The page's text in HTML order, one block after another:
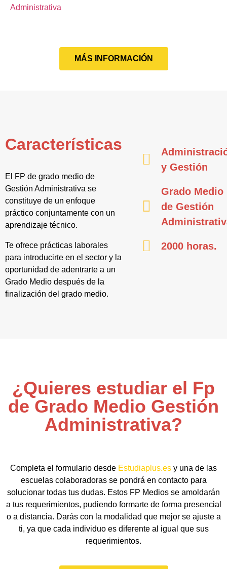
Administrativa
MÁS INFORMACIÓN
Características
El FP de grado medio de
Gestión Administrativa se
constituye de un enfoque
práctico conjuntamente con un
aprendizaje técnico.
Te ofrece prácticas laborales
para introducirte en el sector y la
oportunidad de adentrarte a un
Grado Medio después de la
finalización del grado medio.
y Gestión
Grado Medio
de Gestión
2000 horas.
¿Quieres estudiar el Fp
de Grado Medio Gestión
Administrativa?
Completa el formulario desde Estudiaplus.es y una de las
escuelas colaboradoras se pondrá en contacto para
solucionar todas tus dudas. Estos FP Medios se amoldarán
a tus requerimientos, pudiendo formarte de forma presencial
o a distancia. Darás con la modalidad que mejor se ajuste a
ti, ya que cada individuo es diferente al igual que sus
requerimientos.